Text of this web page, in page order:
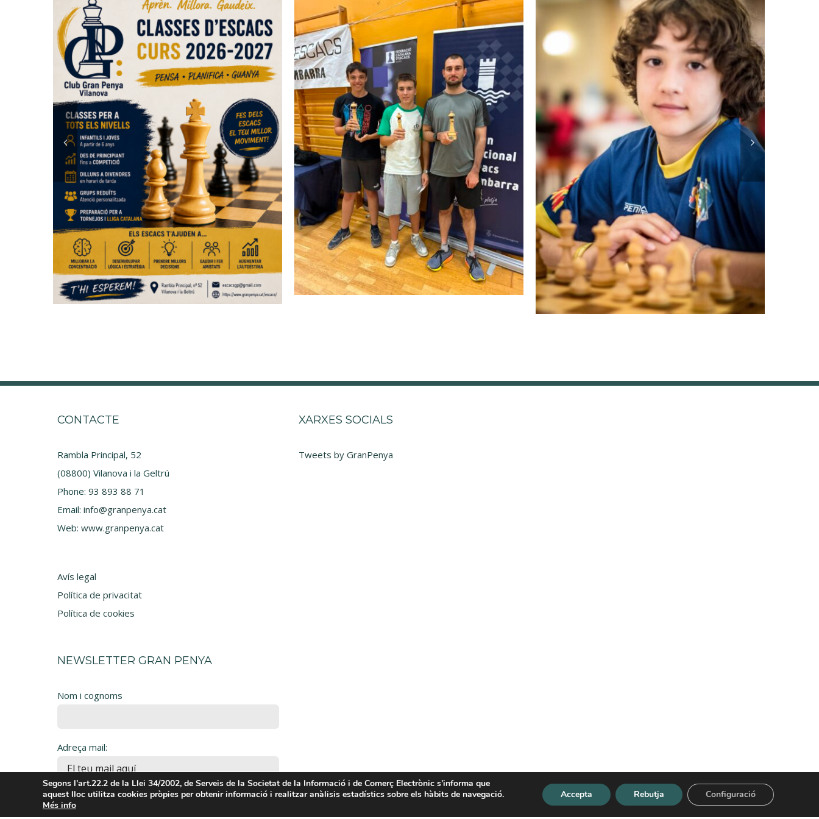
CONTACTE
Rambla Principal, 52
(08800) Vilanova i la Geltrú
Phone:93 893 88 71
Email:info@granpenya.cat
Web:www.granpenya.cat
Avís legal
Política de privacitat
Política de cookies
NEWSLETTER GRAN PENYA
Nom i cognoms
Adreça mail:
Accepto la Informació Bàsica de Protecció de
XARXES SOCIALS
Tweets by GranPenya
Segons l’art.22.2 de la Llei 34/2002, de Serveis de la Societat de la Informació i de Comerç Electrònic s’informa que
aquest lloc utilitza cookies pròpies per obtenir informació i realitzar anàlisis estadístics sobre els hàbits de navegació.
Més info
Accepta Rebutja Configuració